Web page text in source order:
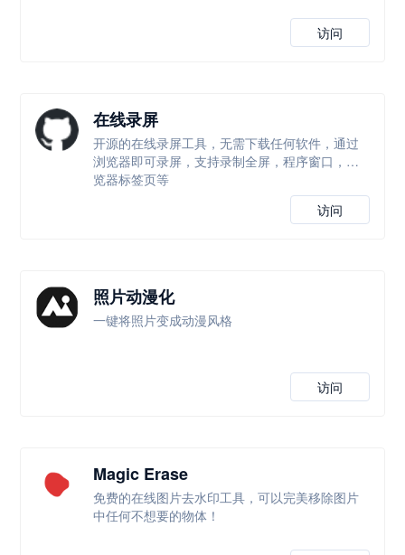
访问
在线录屏
开源的在线录屏工具，无需下载任何软件，通过
浏览器即可录屏，支持录制全屏，程序窗口，浏
览器标签页等
访问
照片动漫化
一键将照片变成动漫风格
访问
Magic Erase
免费的在线图片去水印工具，可以完美移除图片
中任何不想要的物体！